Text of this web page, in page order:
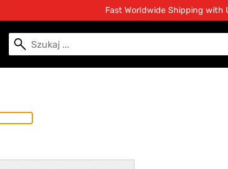
Fast Worldwide Shipping with